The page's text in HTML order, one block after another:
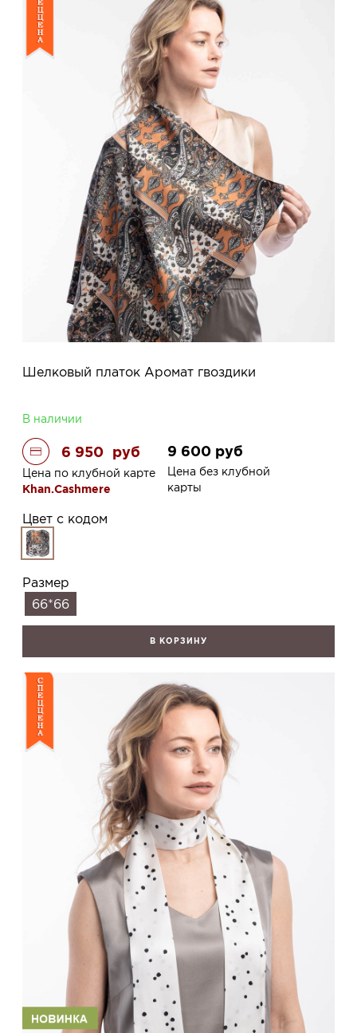
Шелковый платок Аромат гвоздики
В наличии
6 950 руб
Цена по клубной карте
Khan.Cashmere
9 600 руб
Цена без клубной
карты
Цвет с кодом
Размер
66*66
В КОРЗИНУ